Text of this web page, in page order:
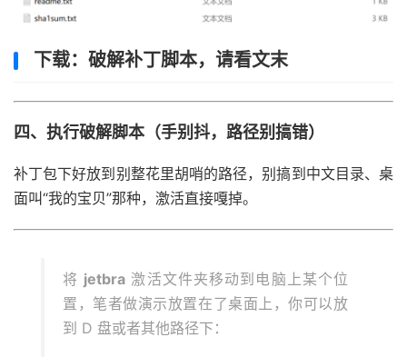
下载：破解补丁脚本，请看文末
四、执行破解脚本（手别抖，路径别搞错）
补丁包下好放到别整花里胡哨的路径，别搞到中文目录、桌
面叫“我的宝贝”那种，激活直接嘎掉。
将 jetbra 激活文件夹移动到电脑上某个位
置，笔者做演示放置在了桌面上，你可以放
到 D 盘或者其他路径下：